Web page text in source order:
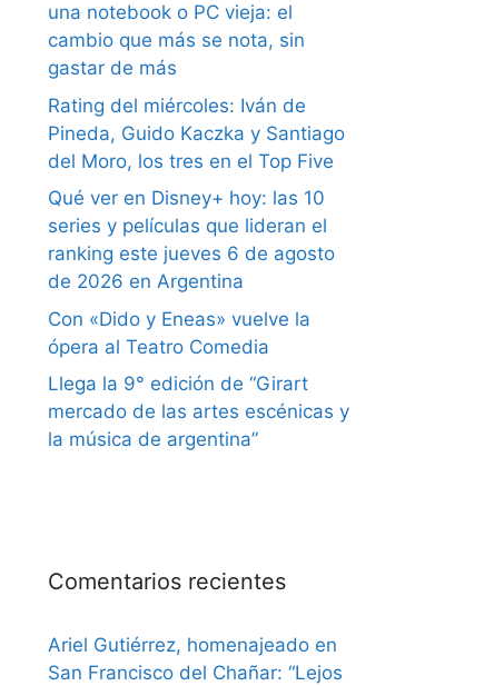
una notebook o PC vieja: el
cambio que más se nota, sin
gastar de más
Rating del miércoles: Iván de
Pineda, Guido Kaczka y Santiago
del Moro, los tres en el Top Five
Qué ver en Disney+ hoy: las 10
series y películas que lideran el
ranking este jueves 6 de agosto
de 2026 en Argentina
Con «Dido y Eneas» vuelve la
ópera al Teatro Comedia
Llega la 9° edición de “Girart
mercado de las artes escénicas y
la música de argentina”
Comentarios recientes
Ariel Gutiérrez, homenajeado en
San Francisco del Chañar: “Lejos